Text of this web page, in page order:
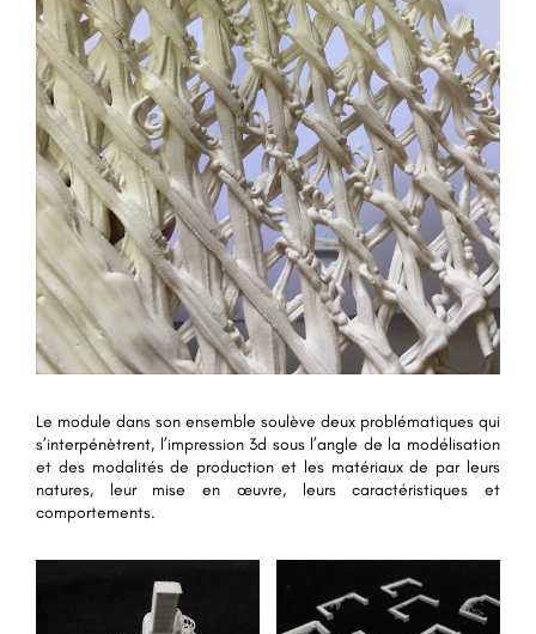
Le module dans son ensemble soulève deux problématiques qui
s’interpénètrent, l’impression 3d sous l’angle de la modélisation
et des modalités de production et les matériaux de par leurs
natures, leur mise en œuvre, leurs caractéristiques et
comportements.